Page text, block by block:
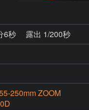
6秒
露出 1/200秒
250mm ZOOM